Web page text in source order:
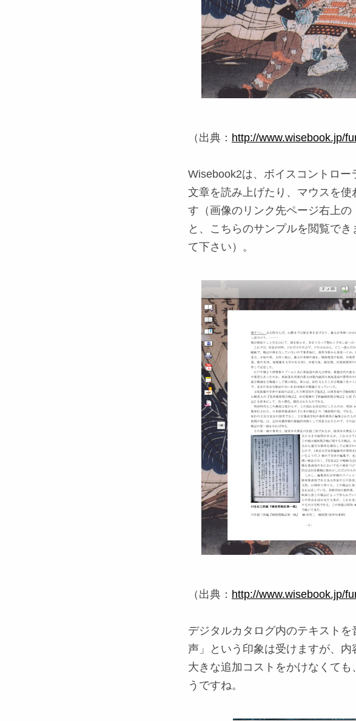
（出典： http://www.wisebook.jp/
Wisebook2は、ボイスコントロ
文章を読み上げたり、マウスを
す（画像のリンク先ページ右上
と、こちらのサンプルを閲覧で
て下さい）。
（出典： http://www.wisebook.jp/
デジタルカタログ内のテキスト
声」という印象は受けますが、内
大きな追加コストをかけなくて
うですね。